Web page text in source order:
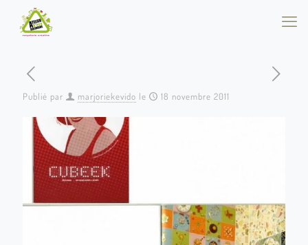
Publié par marjoriekevido le 18 novembre 2011